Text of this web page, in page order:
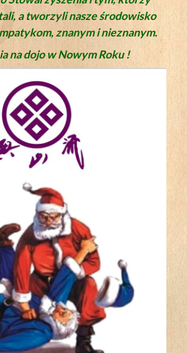
a tworzyli nasze środowisko
znanym i nieznanym.
na dojo w Nowym Roku !